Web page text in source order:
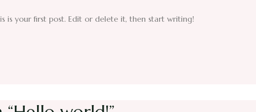
is your first post. Edit or delete it, then start writing!